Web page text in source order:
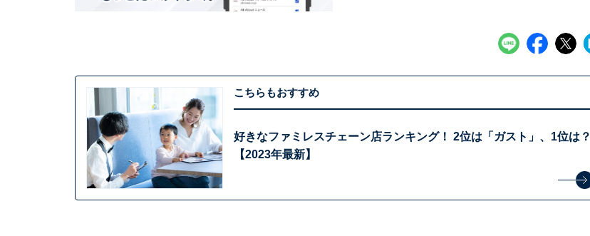
こちらもおすすめ
好きなファミレスチェーン店ランキング！ 2位は「ガスト」、1位は？
【2023年最新】